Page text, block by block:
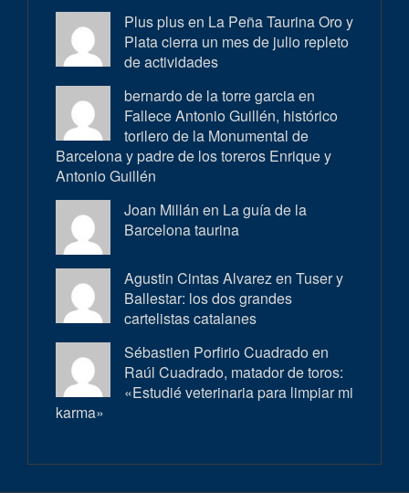
Plus plus en La Peña Taurina Oro y
Plata cierra un mes de julio repleto
de actividades
bernardo de la torre garcia en
Fallece Antonio Guillén, histórico
torilero de la Monumental de
Barcelona y padre de los toreros Enrique y
Antonio Guillén
Joan Millán en La guía de la
Barcelona taurina
Agustin Cintas Alvarez en Tuser y
Ballestar: los dos grandes
cartelistas catalanes
Sébastien Porfirio Cuadrado en
Raúl Cuadrado, matador de toros:
«Estudié veterinaria para limpiar mi
karma»